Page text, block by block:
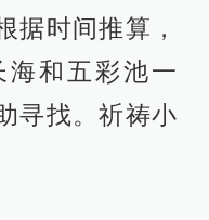
据时间推算，
和五彩池一
寻找。祈祷小